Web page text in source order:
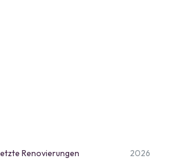
Renovierungen 2026